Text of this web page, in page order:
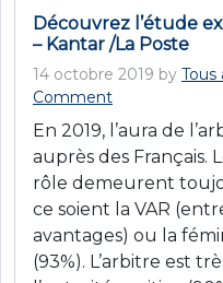
Découvrez l’étude
– Kantar /La Poste
14 octobre 2019 by Tous
Comment
En 2019, l’aura de
auprès des Français.
rôle demeurent
ce soient la VAR
avantages) ou la
(93%). L’arbitre est